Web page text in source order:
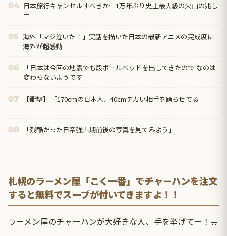
04 日本旅行キャンセルすべきか…1万年ぶり史上最大級の火山の兆し
＝
05 海外「マジ泣いた！」実話を描いた日本の最新アニメの完成度に
海外が超感動
06
「日本は今回の地震でも段ボールベッドを出してきたので なのは
変わらないようです」
07 【衝撃】 「170cmの日本人、40cmデカい相手を踊らせてる」
08 「残酷だった日帝強占期前後の写真を見てみよう」
札幌のラーメン屋「こく一番」でチャーハンを注文
すると無料でスープが付いてきますよ！！
ラーメン屋のチャーハンが大好きな人、手を挙げてー！🍚